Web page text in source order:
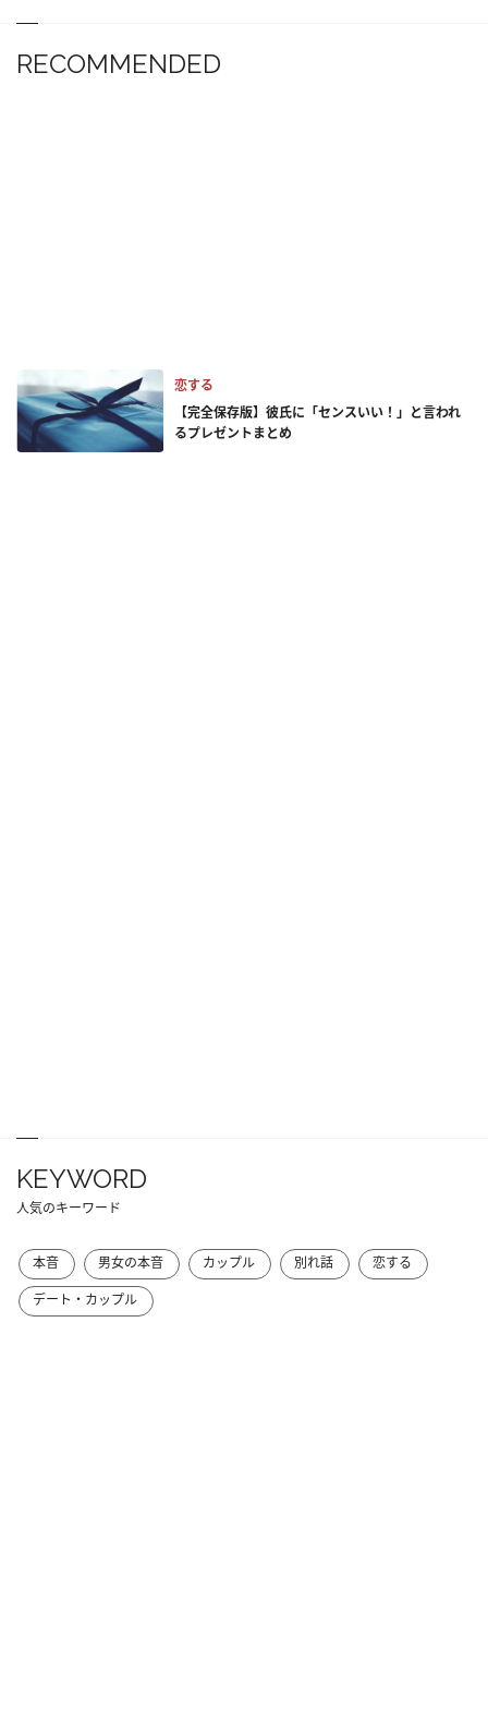
RECOMMENDED
恋する
【完全保存版】彼氏に「センスいい！」と言われ
るプレゼントまとめ
KEYWORD
人気のキーワード
本音 男女の本音 カップル 別れ話
恋する
デート・カップル